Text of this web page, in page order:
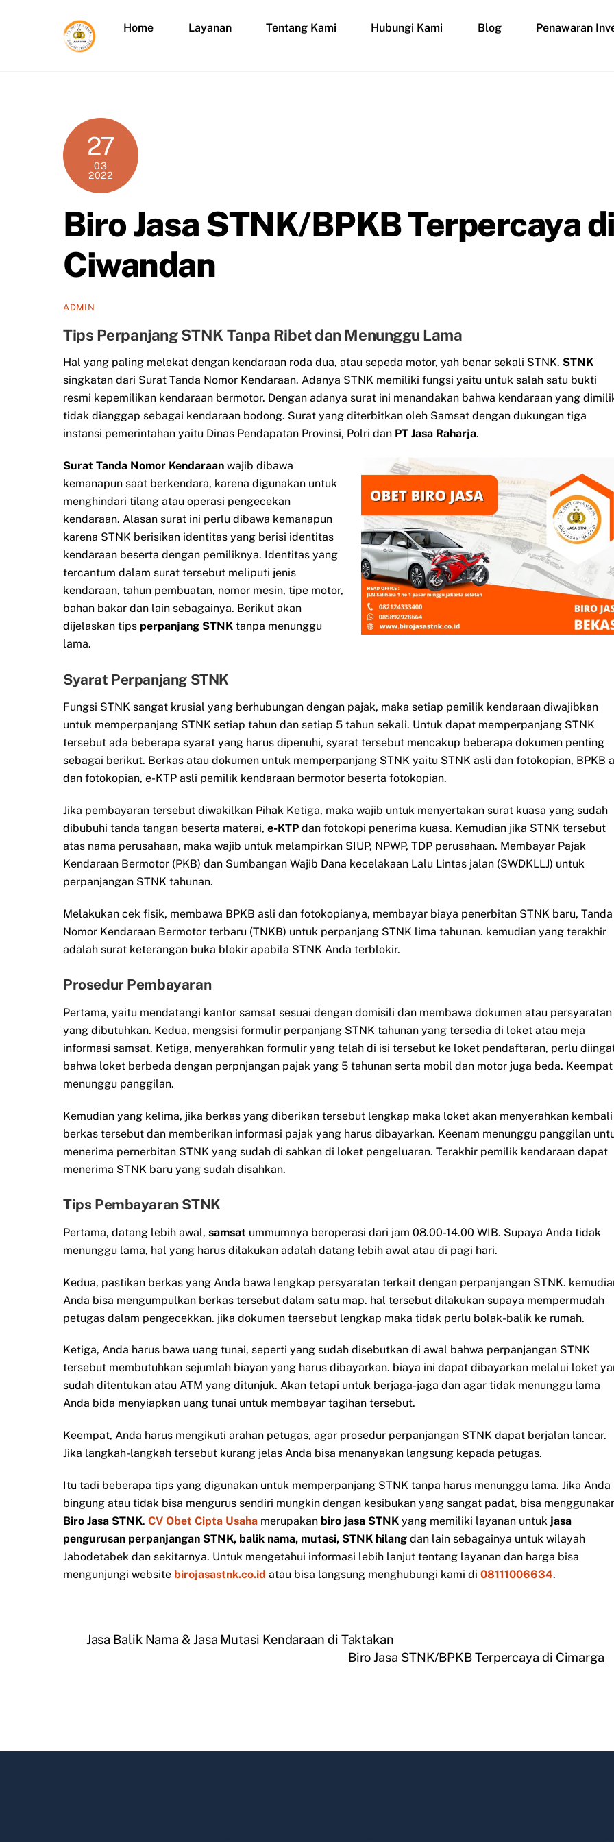
Home Layanan Tentang Kami Hubungi Kami Blog Penawaran
27
03
2022
Biro Jasa STNK/BPKB Terpercaya
Ciwandan
ADMIN
Tips Perpanjang STNK Tanpa Ribet dan Menunggu Lama
Hal yang paling melekat dengan kendaraan roda dua, atau sepeda motor, yah benar sekali STNK. STNK
singkatan dari Surat Tanda Nomor Kendaraan. Adanya STNK memiliki fungsi yaitu untuk salah satu bukti
resmi kepemilikan kendaraan bermotor. Dengan adanya surat ini menandakan bahwa kendaraan yang
tidak dianggap sebagai kendaraan bodong. Surat yang diterbitkan oleh Samsat dengan dukungan tiga
instansi pemerintahan yaitu Dinas Pendapatan Provinsi, Polri dan PT Jasa Raharja.
Surat Tanda Nomor Kendaraan wajib dibawa
kemanapun saat berkendara, karena digunakan untuk
menghindari tilang atau operasi pengecekan
kendaraan. Alasan surat ini perlu dibawa kemanapun
karena STNK berisikan identitas yang berisi identitas
kendaraan beserta dengan pemiliknya. Identitas yang
tercantum dalam surat tersebut meliputi jenis
kendaraan, tahun pembuatan, nomor mesin, tipe motor,
bahan bakar dan lain sebagainya. Berikut akan
dijelaskan tips perpanjang STNK tanpa menunggu
lama.
Syarat Perpanjang STNK
Fungsi STNK sangat krusial yang berhubungan dengan pajak, maka setiap pemilik kendaraan diwajibkan
untuk memperpanjang STNK setiap tahun dan setiap 5 tahun sekali. Untuk dapat memperpanjang STNK
tersebut ada beberapa syarat yang harus dipenuhi, syarat tersebut mencakup beberapa dokumen penting
sebagai berikut. Berkas atau dokumen untuk memperpanjang STNK yaitu STNK asli dan fotokopian, BPKB
dan fotokopian, e-KTP asli pemilik kendaraan bermotor beserta fotokopian.
Jika pembayaran tersebut diwakilkan Pihak Ketiga, maka wajib untuk menyertakan surat kuasa yang sudah
dibubuhi tanda tangan beserta materai, e-KTP dan fotokopi penerima kuasa. Kemudian jika STNK tersebut
atas nama perusahaan, maka wajib untuk melampirkan SIUP, NPWP, TDP perusahaan. Membayar Pajak
Kendaraan Bermotor (PKB) dan Sumbangan Wajib Dana kecelakaan Lalu Lintas jalan (SWDKLLJ) untuk
perpanjangan STNK tahunan.
Melakukan cek fisik, membawa BPKB asli dan fotokopianya, membayar biaya penerbitan STNK baru, Tanda
Nomor Kendaraan Bermotor terbaru (TNKB) untuk perpanjang STNK lima tahunan. kemudian yang terakhir
adalah surat keterangan buka blokir apabila STNK Anda terblokir.
Prosedur Pembayaran
Pertama, yaitu mendatangi kantor samsat sesuai dengan domisili dan membawa dokumen atau persyaratan
yang dibutuhkan. Kedua, mengsisi formulir perpanjang STNK tahunan yang tersedia di loket atau meja
informasi samsat. Ketiga, menyerahkan formulir yang telah di isi tersebut ke loket pendaftaran, perlu
bahwa loket berbeda dengan perpnjangan pajak yang 5 tahunan serta mobil dan motor juga beda. Keempat
menunggu panggilan.
Kemudian yang kelima, jika berkas yang diberikan tersebut lengkap maka loket akan menyerahkan kembali
berkas tersebut dan memberikan informasi pajak yang harus dibayarkan. Keenam menunggu panggilan
menerima pernerbitan STNK yang sudah di sahkan di loket pengeluaran. Terakhir pemilik kendaraan dapat
menerima STNK baru yang sudah disahkan.
Tips Pembayaran STNK
Pertama, datang lebih awal, samsat ummumnya beroperasi dari jam 08.00-14.00 WIB. Supaya Anda tidak
menunggu lama, hal yang harus dilakukan adalah datang lebih awal atau di pagi hari.
Kedua, pastikan berkas yang Anda bawa lengkap persyaratan terkait dengan perpanjangan STNK.
Anda bisa mengumpulkan berkas tersebut dalam satu map. hal tersebut dilakukan supaya mempermudah
petugas dalam pengecekkan. jika dokumen taersebut lengkap maka tidak perlu bolak-balik ke rumah.
Ketiga, Anda harus bawa uang tunai, seperti yang sudah disebutkan di awal bahwa perpanjangan STNK
tersebut membutuhkan sejumlah biayan yang harus dibayarkan. biaya ini dapat dibayarkan melalui loket
sudah ditentukan atau ATM yang ditunjuk. Akan tetapi untuk berjaga-jaga dan agar tidak menunggu lama
Anda bida menyiapkan uang tunai untuk membayar tagihan tersebut.
Keempat, Anda harus mengikuti arahan petugas, agar prosedur perpanjangan STNK dapat berjalan lancar.
Jika langkah-langkah tersebut kurang jelas Anda bisa menanyakan langsung kepada petugas.
Itu tadi beberapa tips yang digunakan untuk memperpanjang STNK tanpa harus menunggu lama. Jika Anda
bingung atau tidak bisa mengurus sendiri mungkin dengan kesibukan yang sangat padat, bisa
Biro Jasa STNK. CV Obet Cipta Usaha merupakan biro jasa STNK yang memiliki layanan untuk jasa
pengurusan perpanjangan STNK, balik nama, mutasi, STNK hilang dan lain sebagainya untuk wilayah
Jabodetabek dan sekitarnya. Untuk mengetahui informasi lebih lanjut tentang layanan dan harga bisa
mengunjungi website birojasastnk.co.id atau bisa langsung menghubungi kami di 08111006634.
Jasa Balik Nama & Jasa Mutasi Kendaraan di Taktakan
Biro Jasa STNK/BPKB Terpercaya di Cimarga